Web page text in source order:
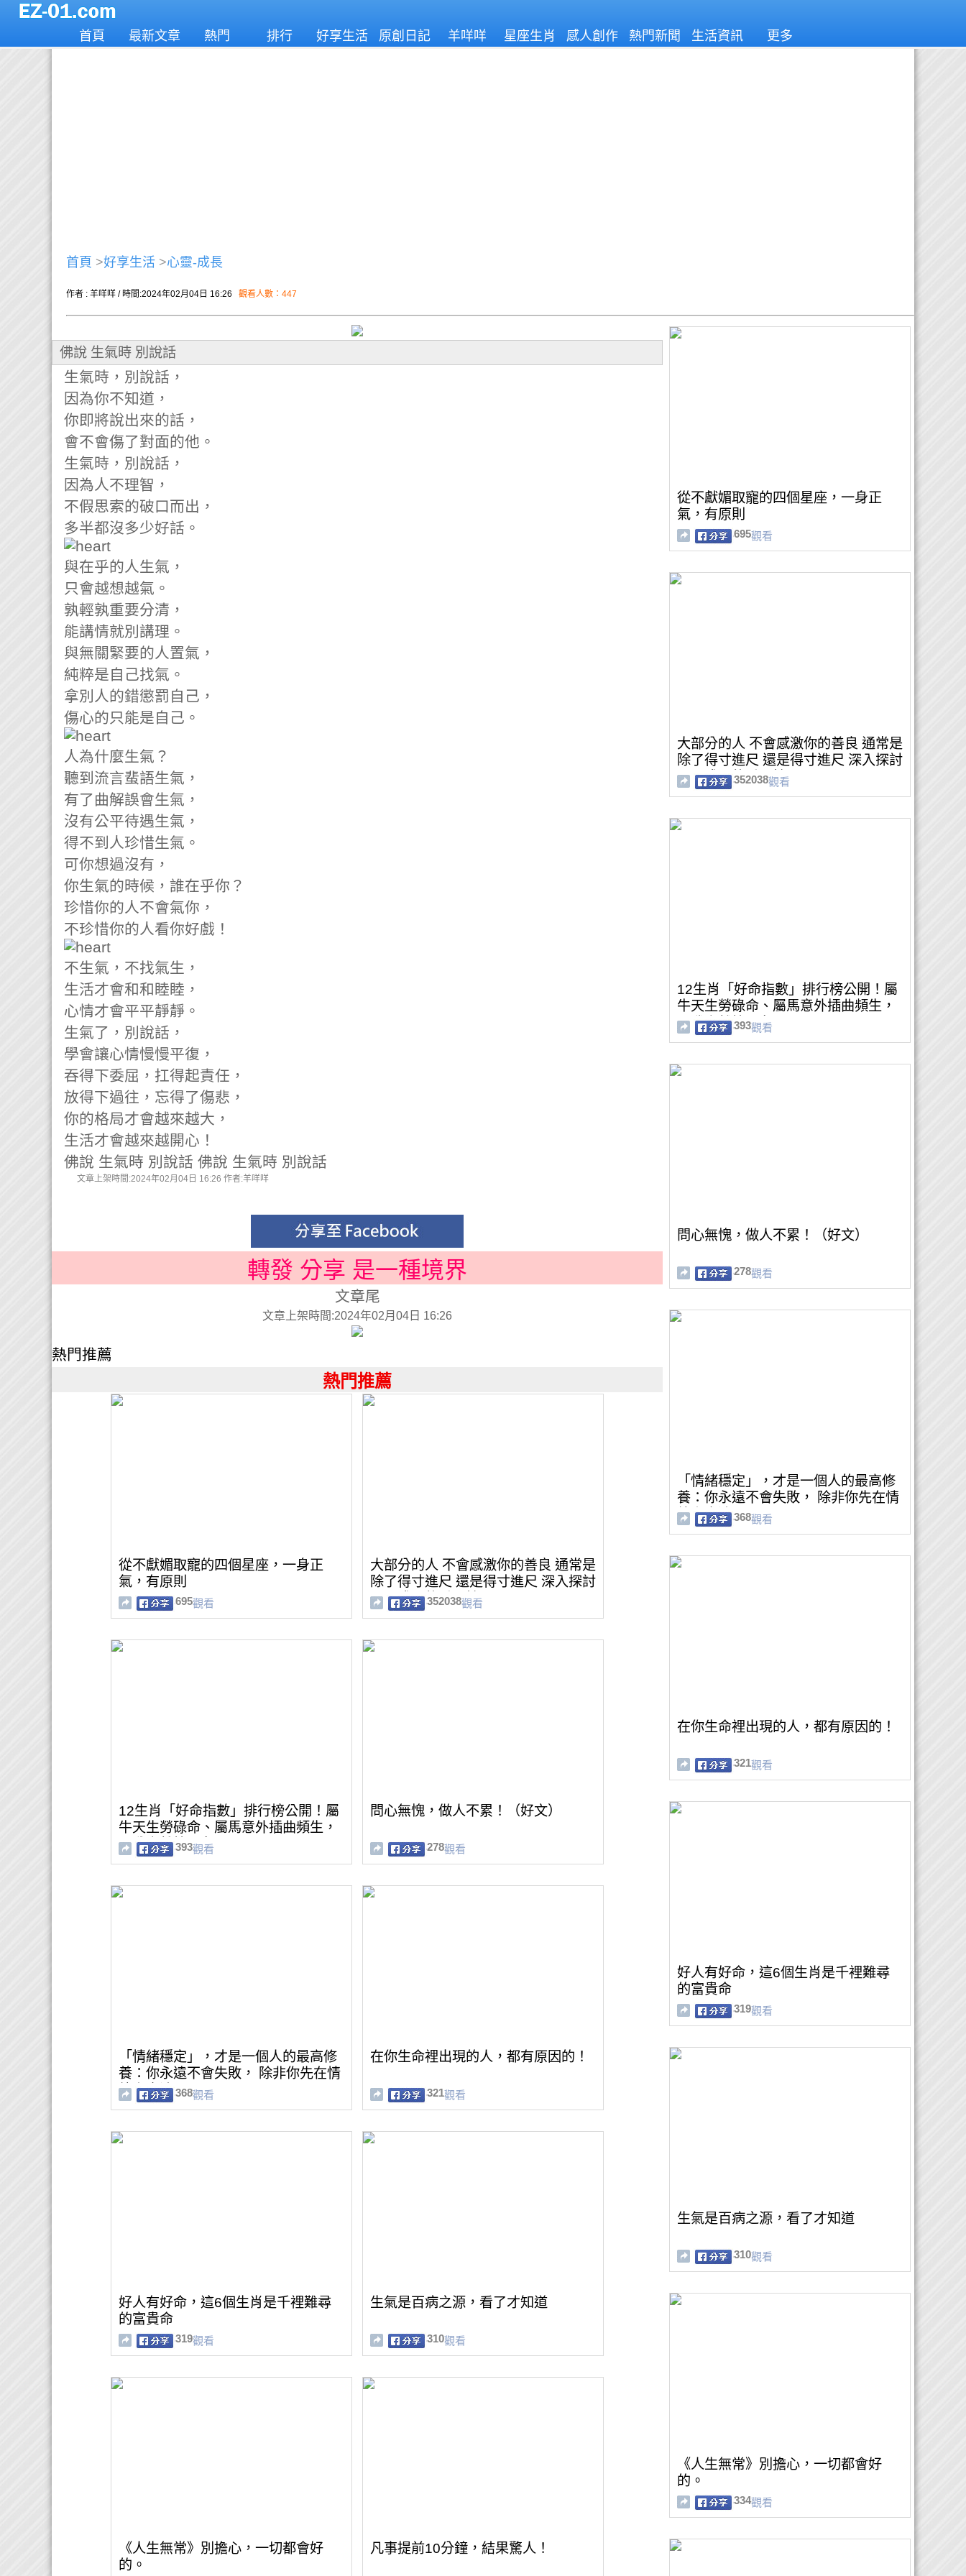
首頁 最新文章 熱門 排行 好享生活 原創日記 羊咩咩 星座生肖 感人創作 熱門新聞 生活資訊 更多
首頁 >好享生活 >心靈-成長
作者 : 羊咩咩 / 時間:2024年02月04日 16:26 觀看人數：447
佛說 生氣時 別說話
生氣時，別說話，
因為你不知道，
你即將說出來的話，
會不會傷了對面的他。
生氣時，別說話，
因為人不理智，
不假思索的破口而出，
多半都沒多少好話。
與在乎的人生氣，
只會越想越氣。
孰輕孰重要分清，
能講情就別講理。
與無關緊要的人置氣，
純粹是自己找氣。
拿別人的錯懲罰自己，
傷心的只能是自己。
人為什麼生氣？
聽到流言蜚語生氣，
有了曲解誤會生氣，
沒有公平待遇生氣，
得不到人珍惜生氣。
可你想過沒有，
你生氣的時候，誰在乎你？
珍惜你的人不會氣你，
不珍惜你的人看你好戲！
不生氣，不找氣生，
生活才會和和睦睦，
心情才會平平靜靜。
生氣了，別說話，
學會讓心情慢慢平復，
吞得下委屈，扛得起責任，
放得下過往，忘得了傷悲，
你的格局才會越來越大，
生活才會越來越開心！
佛說 生氣時 別說話 佛說 生氣時 別說話
文章上架時間:2024年02月04日 16:26 作者:羊咩咩
轉發 分享 是一種境界
文章尾
文章上架時間:2024年02月04日 16:26
熱門推薦
熱門推薦
從不獻媚取寵的四個星座，一身正
氣，有原則
695觀看
大部分的人 不會感激你的善良 通常是
除了得寸進尺 還是得寸進尺 深入探討
心靈成長的重要性
352038觀看
12生肖「好命指數」排行榜公開！屬
牛天生勞碌命、屬馬意外插曲頻生，
屬雞竟然第一名？
393觀看
問心無愧，做人不累！（好文）
278觀看
「情緒穩定」，才是一個人的最高修
養：你永遠不會失敗， 除非你先在情
緒上崩潰。
368觀看
在你生命裡出現的人，都有原因的！
321觀看
好人有好命，這6個生肖是千裡難尋
的富貴命
319觀看
生氣是百病之源，看了才知道
310觀看
《人生無常》別擔心，一切都會好
的。
凡事提前10分鐘，結果驚人！
從不獻媚取寵的四個星座，一身正
氣，有原則
695觀看
大部分的人 不會感激你的善良 通常是
除了得寸進尺 還是得寸進尺 深入探討
心靈成長的重要性
352038觀看
12生肖「好命指數」排行榜公開！屬
牛天生勞碌命、屬馬意外插曲頻生，
屬雞竟然第一名？
393觀看
問心無愧，做人不累！（好文）
278觀看
「情緒穩定」，才是一個人的最高修
養：你永遠不會失敗， 除非你先在情
緒上崩潰。
368觀看
在你生命裡出現的人，都有原因的！
321觀看
好人有好命，這6個生肖是千裡難尋
的富貴命
319觀看
生氣是百病之源，看了才知道
310觀看
《人生無常》別擔心，一切都會好
的。
334觀看